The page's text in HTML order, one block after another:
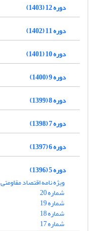
دوره 12 (1403)
دوره 11 (1402)
دوره 10 (1401)
دوره 9 (1400)
دوره 8 (1399)
دوره 7 (1398)
دوره 6 (1397)
دوره 5 (1396)
ویژه نامه اقتصاد مقاومتی
شماره 20
شماره 19
شماره 18
شماره 17